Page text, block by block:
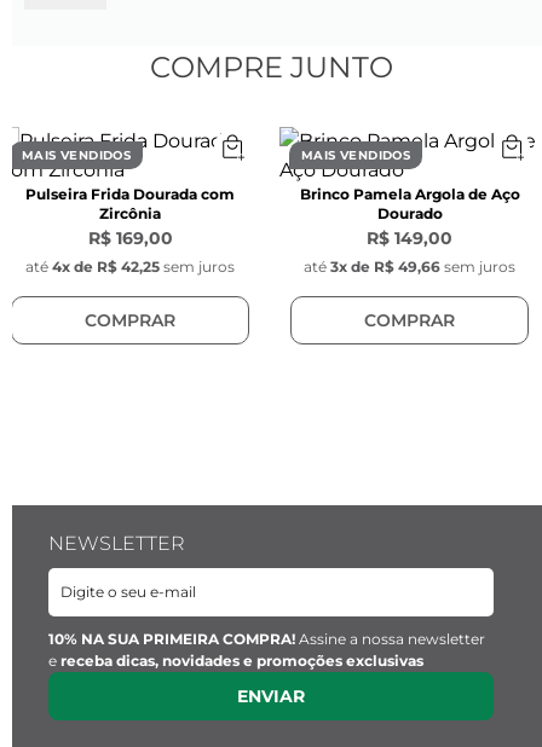
Diâmetro interno:
  16,7 mm
Material:Aço inoxidável banhado a ouro 18k
COMPRE JUNTO
MAIS VENDIDOS
Pulseira Frida Dourada com
Zircônia
R$ 169,00
até 4x de R$ 42,25 sem juros
COMPRAR
MAIS VENDIDOS
Brinco Pamela Argola de Aço
Dourado
R$ 149,00
até 3x de R$ 49,66 sem juros
COMPRAR
NEWSLETTER
10% NA SUA PRIMEIRA COMPRA! Assine a nossa newsletter
e receba dicas, novidades e promoções exclusivas
ENVIAR